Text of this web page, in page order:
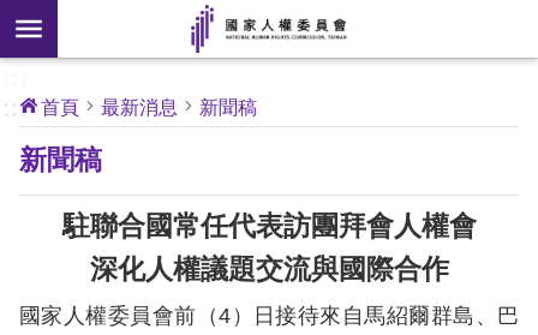
前往主要內容區塊
搜
尋
開
新
核
心
人
權
於
:::
首頁 最新消息 新聞稿
新聞稿
駐聯合國常任代表訪團拜會人權會
深化人權議題交流與國際合作
國家人權委員會前（4）日接待來自馬紹爾群島、巴